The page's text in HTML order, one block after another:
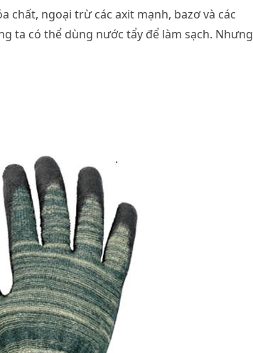
chất, ngoại trừ các axit mạnh, bazơ và các
ta có thể dùng nước tẩy để làm sạch. Nhưng